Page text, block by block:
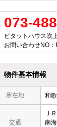
073-
ピタットハウス吹
お問い合わせNO
物件基本情報
所在地 和
交通
Ｊ
南